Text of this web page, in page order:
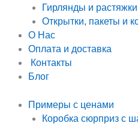
Гирлянды и растяжки
Открытки, пакеты и
О Нас
Оплата и доставка
Контакты
Блог
Примеры с ценами
Коробка сюрприз с